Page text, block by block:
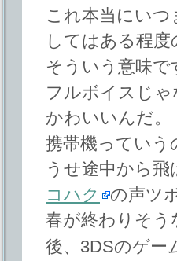
これ本当にい
してはある程
そういう意味で
フルボイスじ
かわいいんだ。
携帯機っていう
うせ途中から
コハク
の声ツ
春が終わりそ
後、3DSのゲー